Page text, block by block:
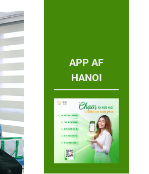
APP AF
HANOI